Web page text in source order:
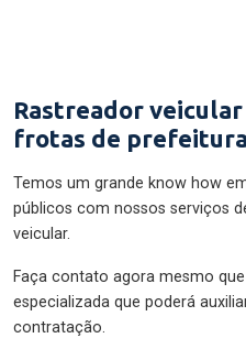
Rastreador
frotas de
Temos um grande know how
públicos com nossos serviços
veicular.
Faça contato agora mesmo
especializada que poderá
contratação.